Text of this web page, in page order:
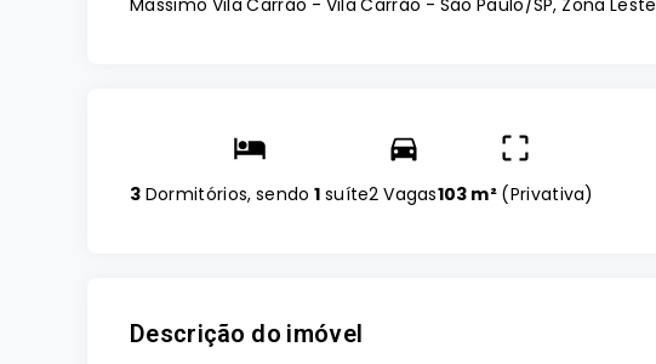
Massimo Vila Carrão - Vila Carrão - São Paulo/SP, Zona Leste
3 Dormitórios, sendo1 suíte2 Vagas103 m² (Privativa)
Descrição do imóvel